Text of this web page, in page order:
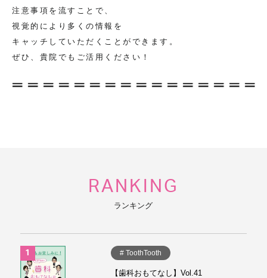
注意事項を流すことで、
視覚的により多くの情報を
キャッチしていただくことができます。
ぜひ、貴院でもご活用ください！
RANKING
ランキング
# ToothTooth
【歯科おもてなし】Vol.41